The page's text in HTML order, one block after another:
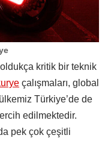
kritik bir teknik
çalışmaları, global
Türkiye’de de
edilmektedir.
pek çok çeşitli